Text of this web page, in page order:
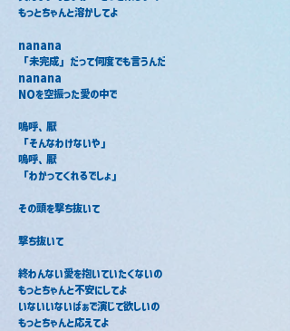
もっとちゃんと溶かしてよ
nanana
「未完成」だって何度でも言うんだ
nanana
NOを空振った愛の中で
嗚呼、厭
「そんなわけないや」
嗚呼、厭
「わかってくれるでしょ」
その頭を撃ち抜いて
撃ち抜いて
終わんない愛を抱いていたくないの
もっとちゃんと不安にしてよ
いないいないばぁで演じて欲しいの
もっとちゃんと応えてよ